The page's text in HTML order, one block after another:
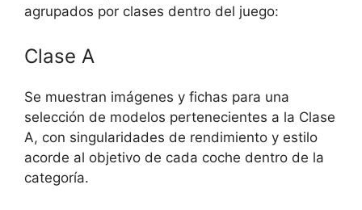
agrupados por clases dentro del juego:
Clase A
Se muestran imágenes y fichas para una
selección de modelos pertenecientes a la Clase
A, con singularidades de rendimiento y estilo
acorde al objetivo de cada coche dentro de la
categoría.